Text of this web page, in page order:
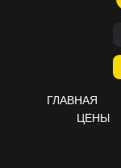
ГЛАВНАЯ
ЦЕНЫ